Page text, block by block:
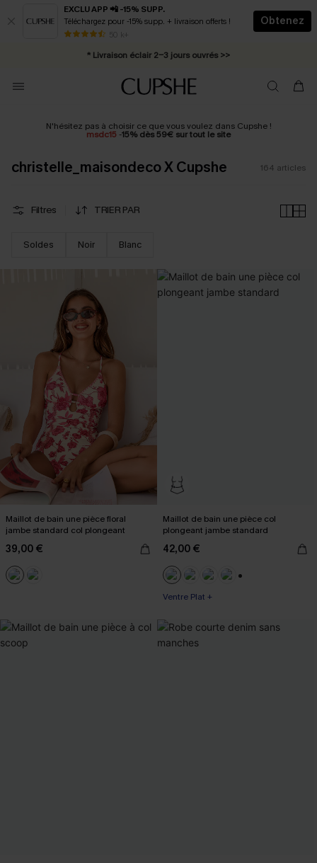
EXCLU APP 📲 -15% SUPP.
Téléchargez pour -15% supp. + livraison offerts !
50 k+
Obtenez
* Livraison éclair 2-3 jours ouvrés >>
Abonnement E-mail : -25% dès 4 achetés >>
N'hésitez pas à choisir ce que vous voulez dans Cupshe !
msdc15 -15% dès 59€ sur tout le site
christelle_maisondeco X Cupshe 164 articles
Filtres TRIER PAR
Soldes Noir Blanc
Maillot de bain une pièce floral
jambe standard col plongeant
39,00 €
Maillot de bain une pièce col
plongeant jambe standard
42,00 €
Ventre Plat +